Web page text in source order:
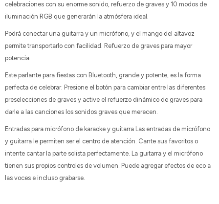
celebraciones con su enorme sonido, refuerzo de graves y 10 modos de
iluminación RGB que generarán la atmósfera ideal.
Podrá conectar una guitarra y un micrófono, y el mango del altavoz
permite transportarlo con facilidad. Refuerzo de graves para mayor
potencia
Este parlante para fiestas con Bluetooth, grande y potente, es la forma
perfecta de celebrar. Presione el botón para cambiar entre las diferentes
preselecciones de graves y active el refuerzo dinámico de graves para
darle a las canciones los sonidos graves que merecen.
Entradas para micrófono de karaoke y guitarra Las entradas de micrófono
y guitarra le permiten ser el centro de atención. Cante sus favoritos o
intente cantar la parte solista perfectamente. La guitarra y el micrófono
tienen sus propios controles de volumen. Puede agregar efectos de eco a
las voces e incluso grabarse.